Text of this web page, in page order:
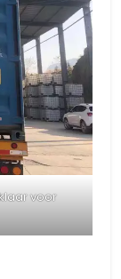
voor